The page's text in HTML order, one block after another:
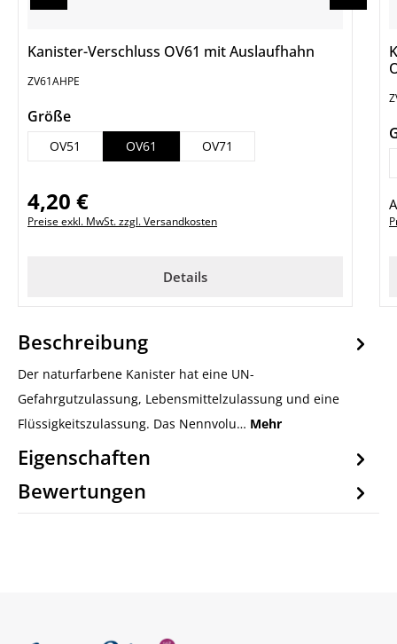
Kanister-Verschluss OV61 mit Auslaufhahn
ZV61AHPE
Größeauswählen
OV51 OV61 OV71
Regulärer Preis:
4,20 €
Preise exkl. MwSt. zzgl. Versandkosten
Details
Beschreibung
Der naturfarbene Kanister hat eine UN-
Gefahrgutzulassung, Lebensmittelzulassung und eine
Flüssigkeitszulassung. Das Nennvolu… Mehr
Eigenschaften
Bewertungen